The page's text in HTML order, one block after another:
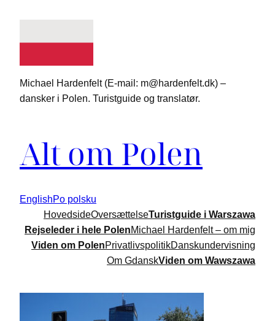
indhold
Michael Hardenfelt (E-mail: m@hardenfelt.dk) –
dansker i Polen. Turistguide og translatør.
Alt om Polen
EnglishPo polsku
HovedsideOversættelseTuristguide i Warszawa
Rejseleder i hele PolenMichael Hardenfelt – om mig
Viden om PolenPrivatlivspolitikDanskundervisning
Om GdanskViden om Wawszawa